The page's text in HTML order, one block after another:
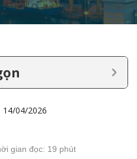
14/04/2026
gian đọc: 19 phút